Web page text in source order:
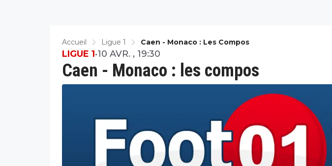
Accueil Ligue 1 Caen - Monaco : Les Compos
Caen - Monaco : les compos
LIGUE 1•10 AVR. , 19:30